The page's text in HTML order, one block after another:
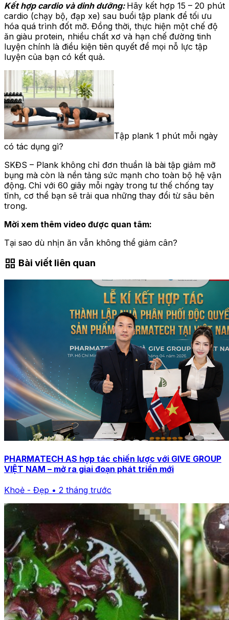
Kết hợp cardio và dinh dưỡng: Hãy kết hợp 15 – 20 phút
cardio (chạy bộ, đạp xe) sau buổi tập plank để tối ưu
hóa quá trình đốt mỡ. Đồng thời, thực hiện một chế độ
ăn giàu protein, nhiều chất xơ và hạn chế đường tinh
luyện chính là điều kiện tiên quyết để mọi nỗ lực tập
luyện của bạn có kết quả.
Tập plank 1 phút mỗi ngày
có tác dụng gì?
SKĐS – Plank không chỉ đơn thuần là bài tập giảm mỡ
bụng mà còn là nền tảng sức mạnh cho toàn bộ hệ vận
động. Chỉ với 60 giây mỗi ngày trong tư thế chống tay
tĩnh, cơ thể bạn sẽ trải qua những thay đổi từ sâu bên
trong.
Mời xem thêm video được quan tâm:
Tại sao dù nhịn ăn vẫn không thể giảm cân?
grid_view Bài viết liên quan
PHARMATECH AS hợp tác chiến lược với GIVE GROUP
VIỆT NAM – mở ra giai đoạn phát triển mới
Khoẻ - Đẹp • 2 tháng trước